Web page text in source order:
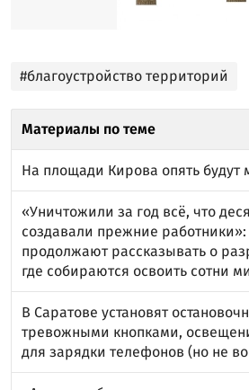
#благоустройство территорий
Материалы по теме
На площади Кирова опять будут
«Уничтожили за год всё, что
создавали прежние
продолжают рассказывать о
где собираются освоить сотни
В Саратове установят
тревожными кнопками,
для зарядки телефонов (но не